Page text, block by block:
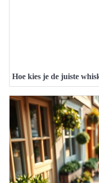
Hoe kies je de juiste